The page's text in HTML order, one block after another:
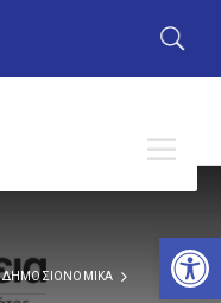
ΔΗΜΟΣΙΟΝΟΜΙΚΑ